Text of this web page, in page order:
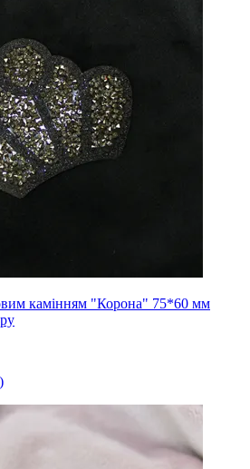
камінням "Корона" 75*60 мм